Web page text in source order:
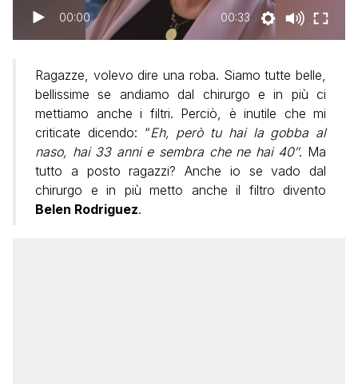
00:00 00:33
Ragazze, volevo dire una roba. Siamo tutte belle,
bellissime se andiamo dal chirurgo e in più ci
mettiamo anche i filtri. Perciò, è inutile che mi
criticate dicendo: “Eh, però tu hai la gobba al
naso, hai 33 anni e sembra che ne hai 40″. Ma
tutto a posto ragazzi? Anche io se vado dal
chirurgo e in più metto anche il filtro divento
Belen Rodriguez.